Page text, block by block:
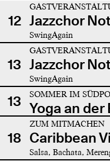
12 Jazzchor
SwingAgain
13 Jazzchor
SwingAgain
13 SOMMER IM
Yoga an der
18
ZUM MITMACHEN
Caribbean
Salsa, Bachata,